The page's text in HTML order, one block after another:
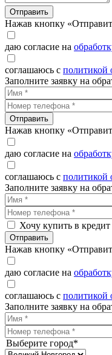
Отправить
Нажав кнопку
даю согласие на
соглашаюсь с политикой
Заполните заявку на
Отправить
Нажав кнопку
даю согласие на
соглашаюсь с политикой
Заполните заявку на
Хочу купить в кредит
Отправить
Нажав кнопку
даю согласие на
соглашаюсь с политикой
Заполните заявку на
Выберите город*